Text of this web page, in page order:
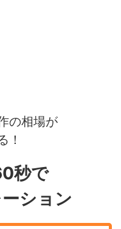
の相場が
！
秒で
ション